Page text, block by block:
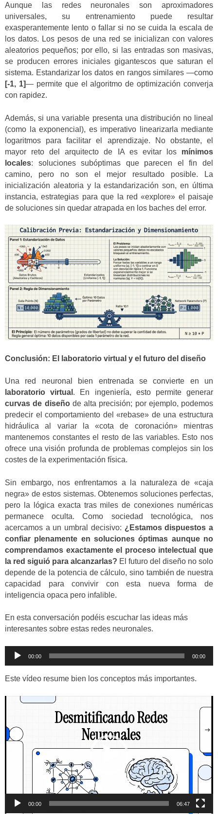
Aunque las redes neuronales son aproximadores
universales, su entrenamiento puede resultar
exasperantemente lento o fallar si no se cuida la escala de
los datos. Los pesos de una red se inicializan con valores
aleatorios pequeños; por ello, si las entradas son masivas,
se producen errores iniciales gigantescos que saturan el
sistema. Estandarizar los datos en rangos similares —como
[-1, 1]— permite que el algoritmo de optimización converja
con rapidez.
Además, si una variable presenta una distribución no lineal
(como la exponencial), es imperativo linearizarla mediante
logaritmos para facilitar el aprendizaje. No obstante, el
mayor reto del arquitecto de IA es evitar los mínimos
locales: soluciones subóptimas que parecen el fin del
camino, pero no son el mejor resultado posible. La
inicialización aleatoria y la estandarización son, en última
instancia, estrategias para que la red «explore» el paisaje
de soluciones sin quedar atrapada en los baches del error.
Conclusión: El laboratorio virtual y el futuro del diseño
Una red neuronal bien entrenada se convierte en un
laboratorio virtual . En ingeniería, esto permite generar
curvas de diseñode alta precisión; por ejemplo, podemos
predecir el comportamiento del «rebase» de una estructura
hidráulica al variar la «cota de coronación» mientras
mantenemos constantes el resto de las variables. Esto nos
ofrece una visión profunda de problemas complejos sin los
costes de la experimentación física.
Sin embargo, nos enfrentamos a la naturaleza de «caja
negra» de estos sistemas. Obtenemos soluciones perfectas,
pero la lógica exacta tras miles de conexiones numéricas
permanece oculta. Como sociedad tecnológica, nos
acercamos a un umbral decisivo: ¿Estamos dispuestos a
confiar plenamente en soluciones óptimas aunque no
comprendamos exactamente el proceso intelectual que
la red siguió para alcanzarlas? El futuro del diseño no solo
depende de la potencia de cálculo, sino también de nuestra
capacidad para convivir con esta nueva forma de
inteligencia opaca pero infalible.
En esta conversación podéis escuchar las ideas más
interesantes sobre estas redes neuronales.
Reproductor
audio
00:00 00:00
Este vídeo resume bien los conceptos más importantes.
Reproductor
00:00 06:47